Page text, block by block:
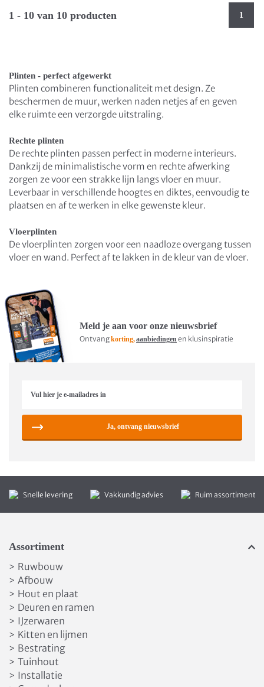
1 - 10 van 10 producten 1
Plinten - perfect afgewerkt
Plinten combineren functionaliteit met design. Ze
beschermen de muur, werken naden netjes af en geven
elke ruimte een verzorgde uitstraling.
Rechte plinten
De rechte plinten passen perfect in moderne interieurs.
Dankzij de minimalistische vorm en rechte afwerking
zorgen ze voor een strakke lijn langs vloer en muur.
Leverbaar in verschillende hoogtes en diktes, eenvoudig te
plaatsen en af te werken in elke gewenste kleur.
Vloerplinten
De vloerplinten zorgen voor een naadloze overgang tussen
vloer en wand. Perfect af te lakken in de kleur van de vloer.
Meld je aan voor onze nieuwsbrief
Ontvangkorting,aanbiedingenen klusinspiratie
Ja, ontvang nieuwsbrief
Snelle levering Vakkundig advies Ruim assortiment
Assortiment
> Ruwbouw
> Afbouw
> Hout en plaat
> Deuren en ramen
> IJzerwaren
> Kitten en lijmen
> Bestrating
> Tuinhout
> Installatie